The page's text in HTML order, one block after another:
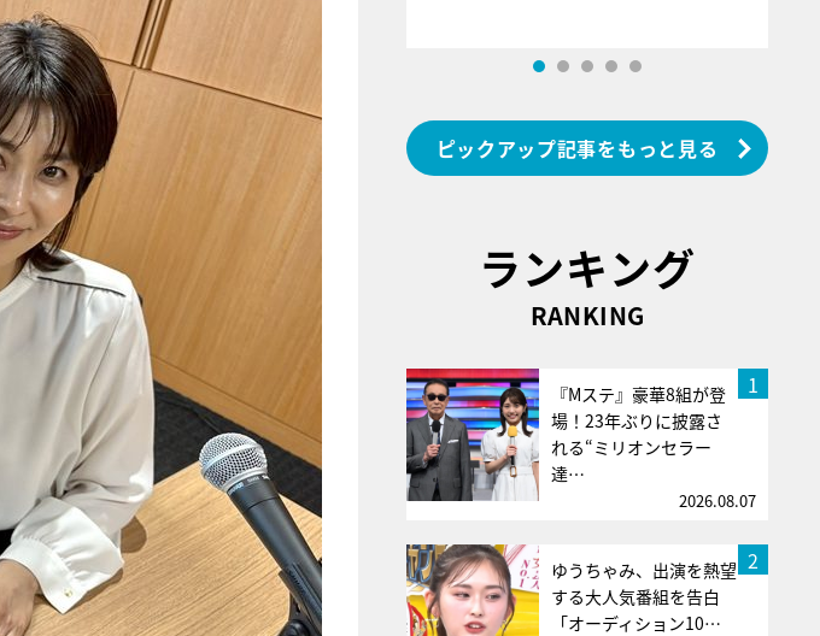
ピックアップ記事をもっと見る
ランキング
RANKING
1
『Mステ』豪華8組が登
場！23年ぶりに披露さ
れる“ミリオンセラー
達…
2026.08.07
2
ゆうちゃみ、出演を熱望
する大人気番組を告白
「オーディション10…